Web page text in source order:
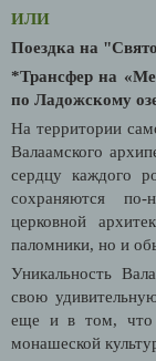
ИЛИ
Поездка на
*Трансфер на
по Ладожскому
На территории
Валаамского
сердцу каждого
сохраняются по-
церковной
паломники, но и
Уникальность
свою
еще и в том, что
монашеской